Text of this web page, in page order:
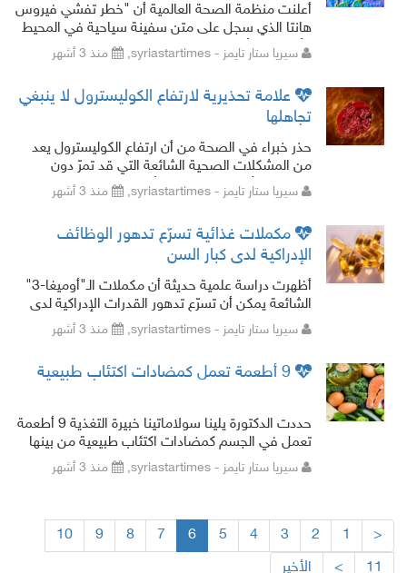
أعلنت منظمة الصحة العالمية أن "خطر تفشي فيروس
هانتا الذي سجل على متن سفينة سياحية في المحيط
الأطلسي وأودى بحياة 3 ركاب محدود جدا".
سيريا ستار تايمز - syriastartimes, منذ 3 أشهر
علامة تحذيرية لارتفاع الكوليسترول لا ينبغي
تجاهلها
حذر خبراء في الصحة من أن ارتفاع الكوليسترول يعد
من المشكلات الصحية الشائعة التي قد تمرّ دون
ملاحظة، لأنه غالبا لا يسبب أعراضا واضحة في مراحله
الأولى.
سيريا ستار تايمز - syriastartimes, منذ 3 أشهر
مكملات غذائية تسرّع تدهور الوظائف
الإدراكية لدى كبار السن
أظهرت دراسة علمية حديثة أن مكملات الـ"أوميغا-3"
الشائعة يمكن أن تسرّع تدهور القدرات الإدراكية لدى
كبار السن. حلل الباحثون خلال الدراسة البي
سيريا ستار تايمز - syriastartimes, منذ 3 أشهر
حددت الدكتورة يلينا سولاماتينا خبيرة التغذية 9 أطعمة
تعمل في الجسم كمضادات اكتئاب طبيعية من بينها
البيض والسمك والملفوف وغيرها. ووفقا لها،
سيريا ستار تايمز - syriastartimes, منذ 3 أشهر
<
1
2
3
4
5
6
7
8
9
10
11
> الأخير